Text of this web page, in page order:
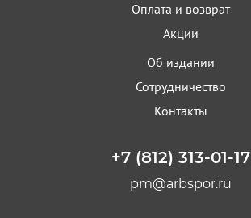
Оплата и возврат
Акции
Об издании
Сотрудничество
Контакты
+7 (812) 313-01-17
pm@arbspor.ru